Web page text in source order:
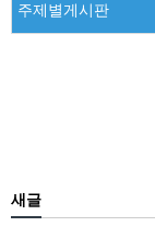
주제별게시판
새글